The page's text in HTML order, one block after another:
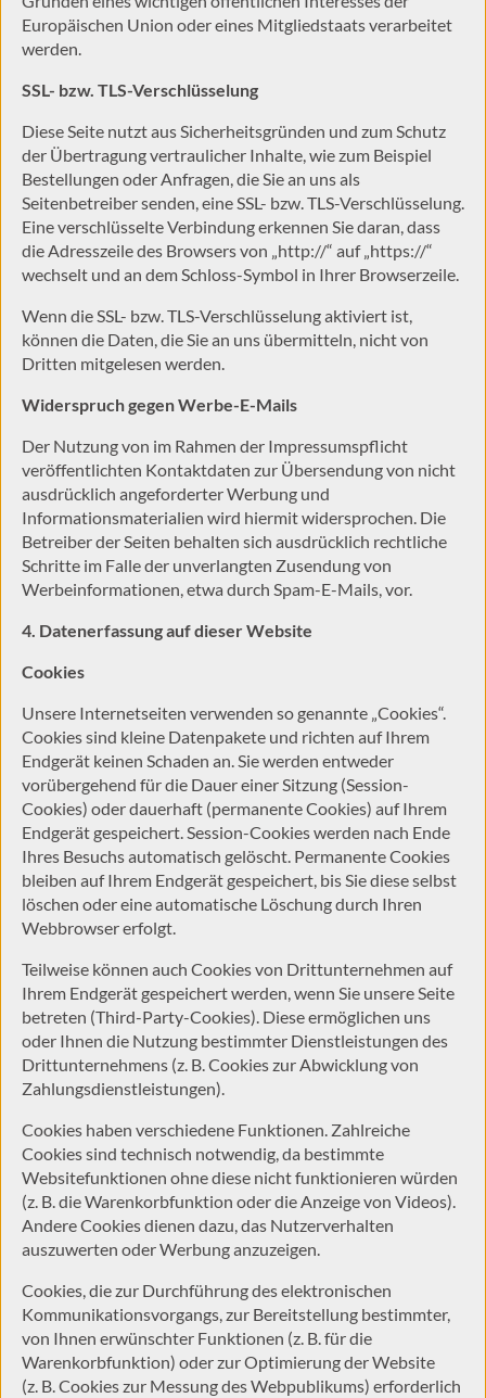
Europäischen Union oder eines Mitgliedstaats verarbeitet
werden.
SSL- bzw. TLS-Verschlüsselung
Diese Seite nutzt aus Sicherheitsgründen und zum Schutz
der Übertragung vertraulicher Inhalte, wie zum Beispiel
Bestellungen oder Anfragen, die Sie an uns als
Seitenbetreiber senden, eine SSL- bzw. TLS-Verschlüsselung.
Eine verschlüsselte Verbindung erkennen Sie daran, dass
die Adresszeile des Browsers von „http://“ auf „https://“
wechselt und an dem Schloss-Symbol in Ihrer Browserzeile.
Wenn die SSL- bzw. TLS-Verschlüsselung aktiviert ist,
können die Daten, die Sie an uns übermitteln, nicht von
Dritten mitgelesen werden.
Widerspruch gegen Werbe-E-Mails
Der Nutzung von im Rahmen der Impressumspflicht
veröffentlichten Kontaktdaten zur Übersendung von nicht
ausdrücklich angeforderter Werbung und
Informationsmaterialien wird hiermit widersprochen. Die
Betreiber der Seiten behalten sich ausdrücklich rechtliche
Schritte im Falle der unverlangten Zusendung von
Werbeinformationen, etwa durch Spam-E-Mails, vor.
4. Datenerfassung auf dieser Website
Cookies
Unsere Internetseiten verwenden so genannte „Cookies“.
Cookies sind kleine Datenpakete und richten auf Ihrem
Endgerät keinen Schaden an. Sie werden entweder
vorübergehend für die Dauer einer Sitzung (Session-
Cookies) oder dauerhaft (permanente Cookies) auf Ihrem
Endgerät gespeichert. Session-Cookies werden nach Ende
Ihres Besuchs automatisch gelöscht. Permanente Cookies
bleiben auf Ihrem Endgerät gespeichert, bis Sie diese selbst
löschen oder eine automatische Löschung durch Ihren
Webbrowser erfolgt.
Teilweise können auch Cookies von Drittunternehmen auf
Ihrem Endgerät gespeichert werden, wenn Sie unsere Seite
betreten (Third-Party-Cookies). Diese ermöglichen uns
oder Ihnen die Nutzung bestimmter Dienstleistungen des
Drittunternehmens (z. B. Cookies zur Abwicklung von
Zahlungsdienstleistungen).
Cookies haben verschiedene Funktionen. Zahlreiche
Cookies sind technisch notwendig, da bestimmte
Websitefunktionen ohne diese nicht funktionieren würden
(z. B. die Warenkorbfunktion oder die Anzeige von Videos).
Andere Cookies dienen dazu, das Nutzerverhalten
auszuwerten oder Werbung anzuzeigen.
Cookies, die zur Durchführung des elektronischen
Kommunikationsvorgangs, zur Bereitstellung bestimmter,
von Ihnen erwünschter Funktionen (z. B. für die
Warenkorbfunktion) oder zur Optimierung der Website
(z. B. Cookies zur Messung des Webpublikums) erforderlich